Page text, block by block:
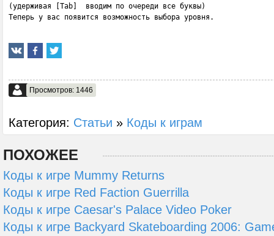
(удерживая [Tab]  вводим по очереди все буквы)
Теперь у вас появится возможность выбора уровня.
Просмотров: 1446
Категория: Статьи » Коды к играм
ПОХОЖЕЕ
Коды к игре Mummy Returns
Коды к игре Red Faction Guerrilla
Коды к игре Caesar's Palace Video Poker
Коды к игре Backyard Skateboarding 2006: